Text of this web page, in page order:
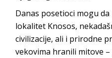
Danas posetioci mogu
lokalitet Knosos,
civilizacije, ali i prirodne
vekovima hranili mitove